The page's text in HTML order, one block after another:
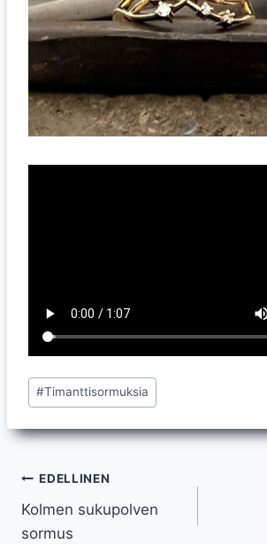
Avainsanat:
#Timanttisormuksia
Artikkelien
selaus
EDELLINEN
Kolmen sukupolven
sormus